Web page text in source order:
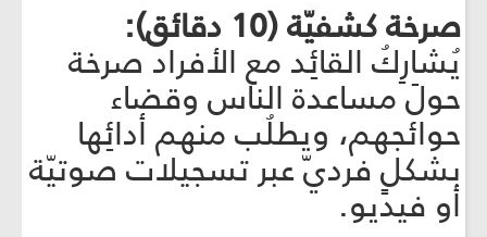
صرخة كشفيّة (10 دقائق):
يُشارِكُ القائِد مع الأفراد صرخة
حولَ مساعدة الناس وقضاء
حوائجهم، ويطلُب منهم أدائِها
بشكلٍ فرديّ عبر تسجيلات صوتيّة
أو فيديو.